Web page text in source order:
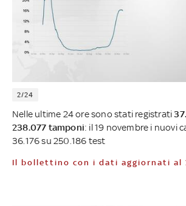
2/24
Nelle ultime 24 ore sono stati registrati
238.077 tamponi: il 19 novembre i nuovi
36.176 su 250.186 test
Il bollettino con i dati aggiornati al